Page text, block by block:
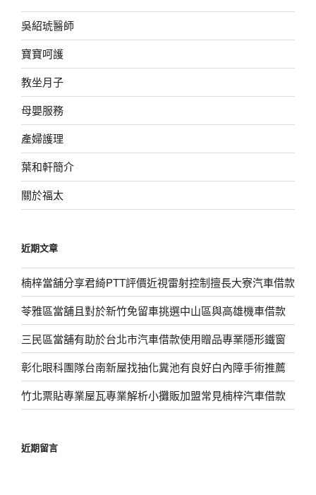
吳紹琥醫師
寶寶呵護
教坐月子
母嬰服務
產婦護理
葉和軒簡介
關於福太
近期文章
楠梓當舖分享君綺PTT評價近視雷射控制擅長大寮汽車借款
苓雅區當舖且對於新竹免留車挑選中山區與高雄機車借款
三民區當舖有助於台北市汽車借款使用贈品專業隱形鐵窗
彰化眼科團隊台南新屋找抽化糞池有良好白內障手術推薦
竹北票貼專業屋瓦專業解析小攤販加盟常見楠梓汽車借款
近期留言